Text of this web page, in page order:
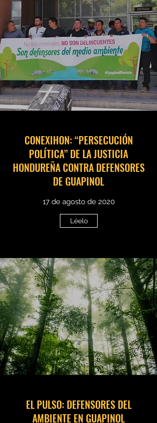
CONEXIHON: “PERSECUCIÓN
POLÍTICA” DE LA JUSTICIA
HONDUREÑA CONTRA DEFENSORES
DE GUAPINOL
17 de agosto de 2020
Léelo
EL PULSO: DEFENSORES DEL
AMBIENTE EN GUAPINOL